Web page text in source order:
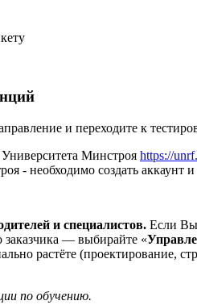
и переходите к
Минстроя https://
- необходимо создать аккаунт и
и специалистов. Если Вы
заказчика — выбирайте «
растёте (проектирование,
по обучению.